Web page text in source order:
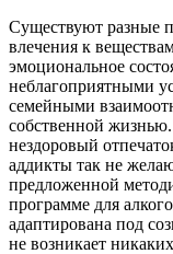
Существуют разные
влечения к
эмоциональное
неблагоприятными
семейными
собственной жизнью.
нездоровый
аддикты так не
предложенной
программе для
адаптирована под
не возникает